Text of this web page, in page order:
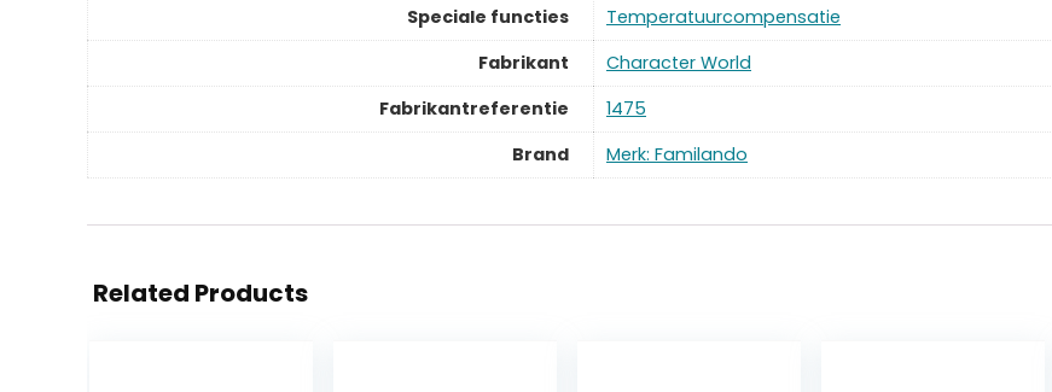
Speciale functies
‎Temperatuurcompensatie
Fabrikant
‎Character World
Fabrikantreferentie
‎1475
Brand
Merk: Familando
Related Products